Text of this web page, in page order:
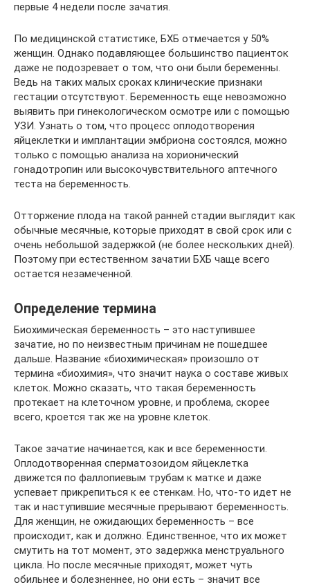
первые 4 недели после зачатия.
По медицинской статистике, БХБ отмечается у 50%
женщин. Однако подавляющее большинство пациенток
даже не подозревает о том, что они были беременны.
Ведь на таких малых сроках клинические признаки
гестации отсутствуют. Беременность еще невозможно
выявить при гинекологическом осмотре или с помощью
УЗИ. Узнать о том, что процесс оплодотворения
яйцеклетки и имплантации эмбриона состоялся, можно
только с помощью анализа на хорионический
гонадотропин или высокочувствительного аптечного
теста на беременность.
Отторжение плода на такой ранней стадии выглядит как
обычные месячные, которые приходят в свой срок или с
очень небольшой задержкой (не более нескольких дней).
Поэтому при естественном зачатии БХБ чаще всего
остается незамеченной.
Определение термина
Биохимическая беременность – это наступившее
зачатие, но по неизвестным причинам не пошедшее
дальше. Название «биохимическая» произошло от
термина «биохимия», что значит наука о составе живых
клеток. Можно сказать, что такая беременность
протекает на клеточном уровне, и проблема, скорее
всего, кроется так же на уровне клеток.
Такое зачатие начинается, как и все беременности.
Оплодотворенная сперматозоидом яйцеклетка
движется по фаллопиевым трубам к матке и даже
успевает прикрепиться к ее стенкам. Но, что-то идет не
так и наступившие месячные прерывают беременность.
Для женщин, не ожидающих беременность – все
происходит, как и должно. Единственное, что их может
смутить на тот момент, это задержка менструального
цикла. Но после месячные приходят, может чуть
обильнее и болезненнее, но они есть – значит все